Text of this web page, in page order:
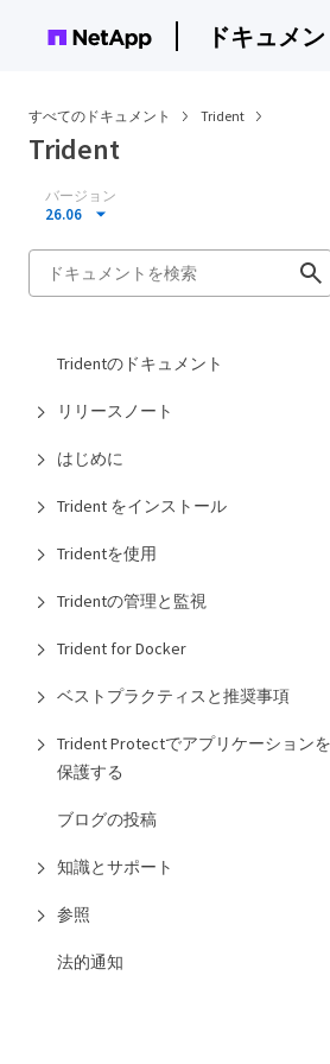
ドキュメン
すべてのドキュメント Trident
Trident
バージョン
26.06
Tridentのドキュメント
リリースノート
はじめに
Trident をインストール
Tridentを使用
Tridentの管理と監視
Trident for Docker
ベストプラクティスと推奨事項
Trident Protectでアプリケーションを
保護する
ブログの投稿
知識とサポート
参照
法的通知